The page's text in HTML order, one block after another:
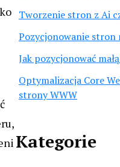
Tworzenie stron z Ai
Pozycjonowanie stron
Jak pozycjonować
Optymalizacja Core
strony WWW
Kategorie